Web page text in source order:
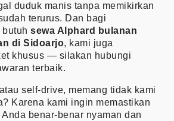
duduk manis tanpa memikirkan
terurus. Dan bagi
sewa Alphard bulanan
di Sidoarjo, kami juga
khusus — silakan hubungi
terbaik.
self-drive, memang tidak kami
Karena kami ingin memastikan
benar-benar nyaman dan